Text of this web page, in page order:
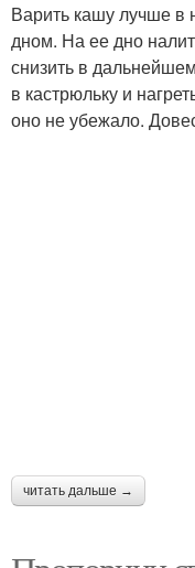
Варить кашу лучше в
дном. На ее дно
снизить в
в кастрюльку и
оно не убежало.
читать дальше →